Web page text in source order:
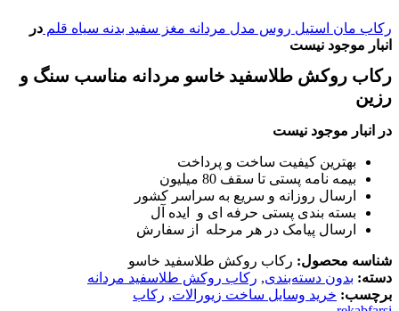
رکاب مان استیل روس مدل مردانه مغز سفید بدنه سیاه قلم در
انبار موجود نیست
رکاب روکش طلاسفید خاسو مردانه مناسب سنگ و
رزین
در انبار موجود نیست
بهترین کیفیت ساخت و پرداخت
بیمه نامه پستی تا سقف 80 میلیون
ارسال روزانه و سریع به سراسر کشور
بسته بندی پستی حرفه ای و ایده آل
ارسال پیامک در هر مرحله از سفارش
شناسه محصول: رکاب روکش طلاسفید خاسو
دسته: بدون دسته‌بندی, رکاب روکش طلاسفید مردانه
برچسب: خرید وسایل ساخت زیورالات, رکاب